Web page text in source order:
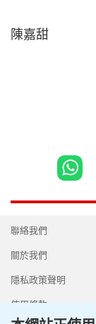
陳嘉甜
聯絡我們
關於我們
隱私政策聲明
使用條款